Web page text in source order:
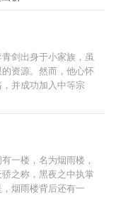
修：炼气、筑基、结
大乘、真仙、金仙、
魂帅、魂尊、魂王、
体修：淬体、易筋、
、武圣、战仙、仙
鬼、鬼将、鬼帅、鬼
冥帝 魔修：凝元、筑
魔尊、魔皇、古魔、
大妖、妖将、妖帅、
、妖帝
剑出身于小家族，虽
资源。然而，他心怀
并成功加入中等宗
速转动。 在这个充满
路历经磨难。从初露
门中结识众多伙伴，
权力争斗、家族发展
的威胁，他从未退
渐成长为一方霸主，
大势力的合作与竞争
界的巅峰，仙界的神
一楼，名为烟雨楼，
之称，黑夜之中执掌
烟雨楼背后还有一